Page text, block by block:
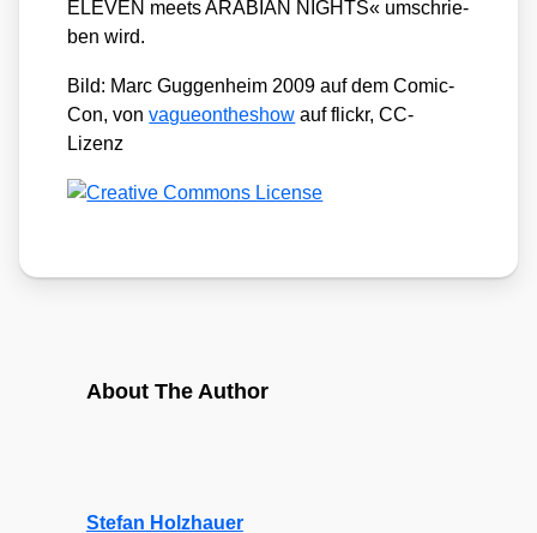
ELEVEN meets ARABIAN NIGHTS« umschrie­
ben wird.
Bild: Marc Gug­gen­heim 2009 auf dem Comic­
Con, vonvague­on­the­show auf flickr, CC-
Lizenz
About The Author
Stefan Holzhauer